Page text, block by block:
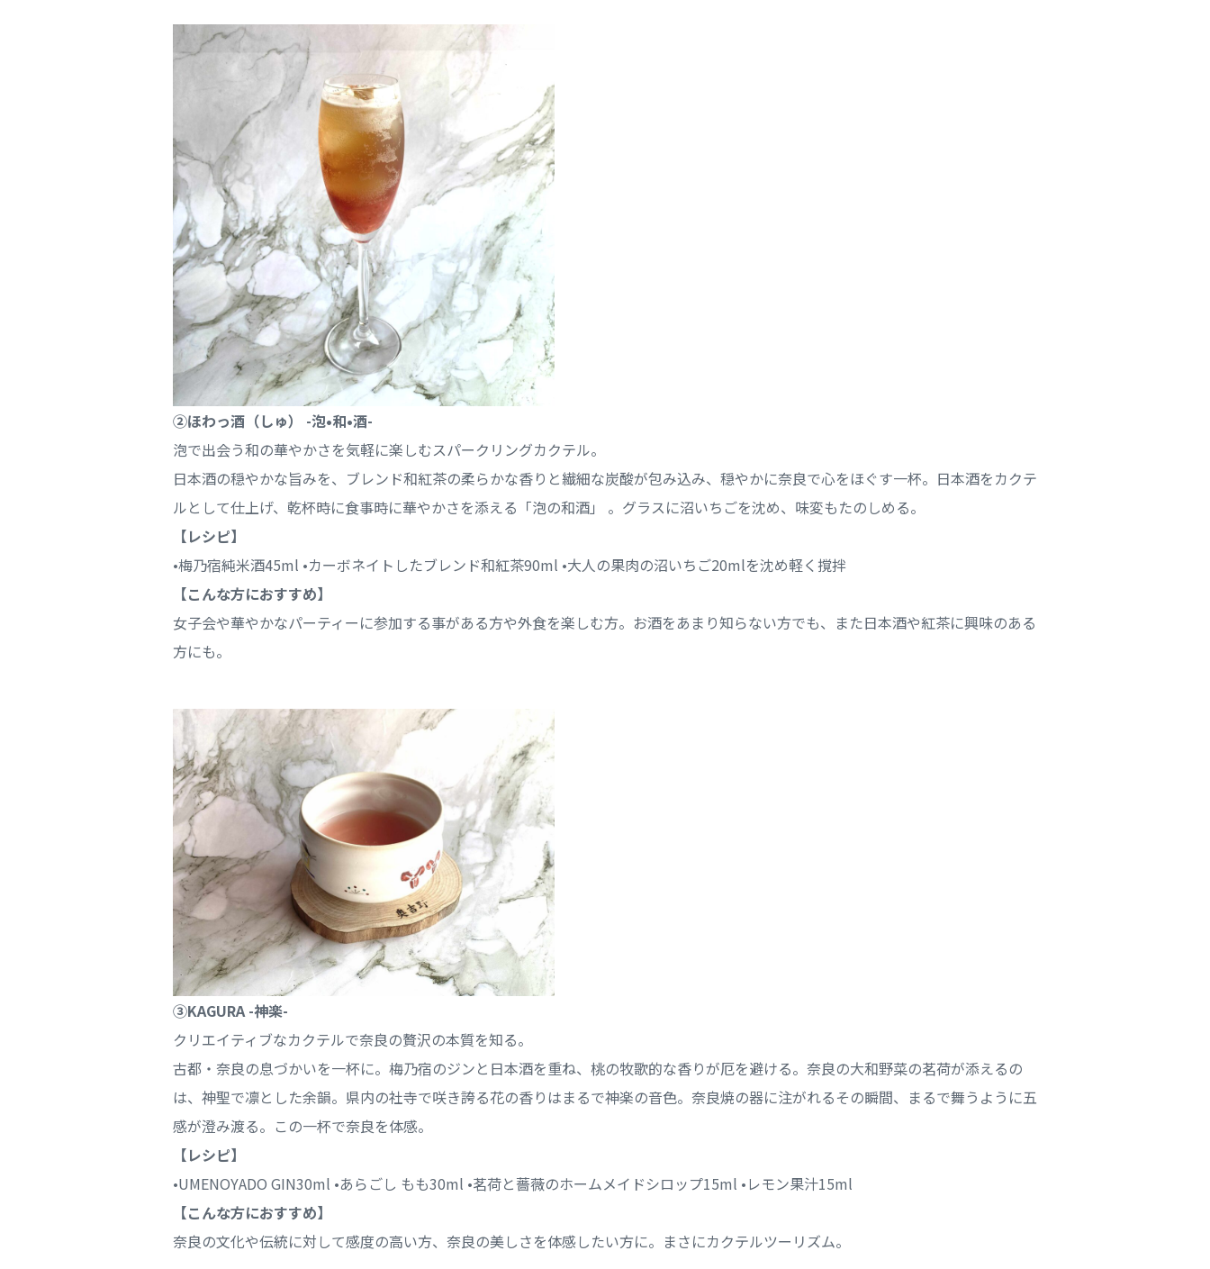
②ほわっ酒（しゅ） -泡•和•酒-
泡で出会う和の華やかさを気軽に楽しむスパークリングカクテル。
日本酒の穏やかな旨みを、ブレンド和紅茶の柔らかな香りと繊細な炭酸が包み込み、穏やかに奈良で心をほぐす一杯。日本酒をカクテ
ルとして仕上げ、乾杯時に食事時に華やかさを添える「泡の和酒」 。グラスに沼いちごを沈め、味変もたのしめる。
【レシピ】
•梅乃宿純米酒45ml •カーボネイトしたブレンド和紅茶90ml •大人の果肉の沼いちご20mlを沈め軽く撹拌
【こんな方におすすめ】
女子会や華やかなパーティーに参加する事がある方や外食を楽しむ方。お酒をあまり知らない方でも、また日本酒や紅茶に興味のある
方にも。
③KAGURA -神楽-
クリエイティブなカクテルで奈良の贅沢の本質を知る。
古都・奈良の息づかいを一杯に。梅乃宿のジンと日本酒を重ね、桃の牧歌的な香りが厄を避ける。奈良の大和野菜の茗荷が添えるの
は、神聖で凛とした余韻。県内の社寺で咲き誇る花の香りはまるで神楽の音色。奈良焼の器に注がれるその瞬間、まるで舞うように五
感が澄み渡る。この一杯で奈良を体感。
【レシピ】
•UMENOYADO GIN30ml •あらごし もも30ml •茗荷と薔薇のホームメイドシロップ15ml •レモン果汁15ml
【こんな方におすすめ】
奈良の文化や伝統に対して感度の高い方、奈良の美しさを体感したい方に。まさにカクテルツーリズム。